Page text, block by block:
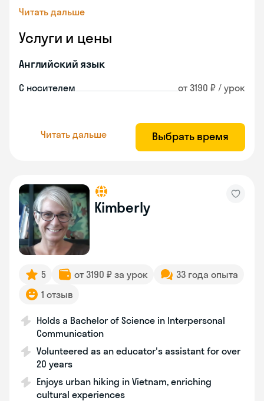
Читать дальше
Услуги и цены
Английский язык
С носителем от 3190 ₽ / урок
Читать дальше Выбрать время
Kimberly
5 от 3190 ₽ за урок
33 года опыта
1 отзыв
Holds a Bachelor of Science in Interpersonal
Communication
Volunteered as an educator's assistant for over
20 years
Enjoys urban hiking in Vietnam, enriching
cultural experiences